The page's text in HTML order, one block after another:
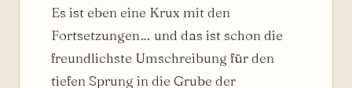
Es ist eben eine Krux mit den
Fortsetzungen… und das ist schon die
freundlichste Umschreibung für den
tiefen Sprung in die Grube der